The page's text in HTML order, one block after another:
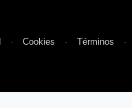
Cookies Términos